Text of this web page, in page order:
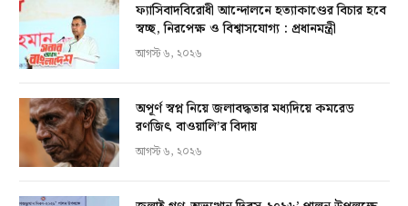
ফ্যাসিবাদবিরোধী আন্দোলনে হত্যাকাণ্ডের বিচার হবে
স্বচ্ছ, নিরপেক্ষ ও বিশ্বাসযোগ্য : প্রধানমন্ত্রী
আগস্ট ৬, ২০২৬
অপূর্ণ স্বপ্ন নিয়ে জলাবদ্ধতার মধ্যদিয়ে কমরেড
রণজিৎ বাওয়ালি’র বিদায়
আগস্ট ৬, ২০২৬